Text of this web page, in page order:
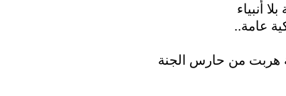
أنبياء
عامة..
هربت من حارس الجنة